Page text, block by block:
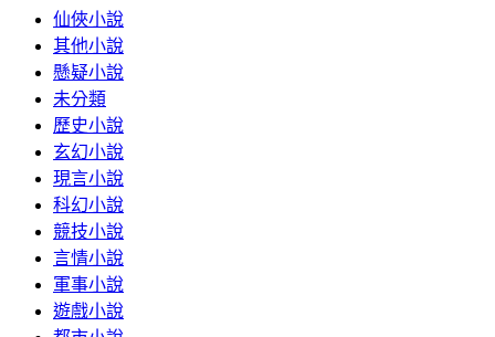
仙俠小說
其他小說
懸疑小說
未分類
歷史小說
玄幻小說
現言小說
科幻小說
競技小說
言情小說
軍事小說
遊戲小說